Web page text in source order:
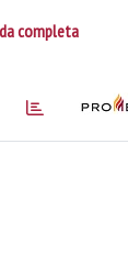
completa